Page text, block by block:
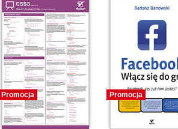
Promocja Promocja